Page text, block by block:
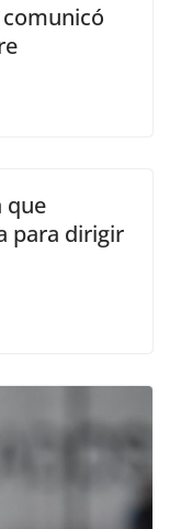
que
para dirigir